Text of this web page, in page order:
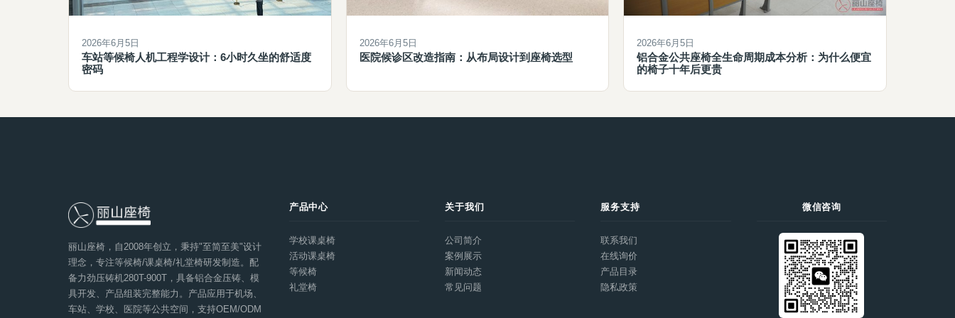
2026年6月5日
车站等候椅人机工程学设计：6小时久坐的舒适度
密码
2026年6月5日
医院候诊区改造指南：从布局设计到座椅选型
2026年6月5日
铝合金公共座椅全生命周期成本分析：为什么便宜
的椅子十年后更贵
丽山座椅，自2008年创立，秉持"至简至美"设计
理念，专注等候椅/课桌椅/礼堂椅研发制造。配
备力劲压铸机280T-900T，具备铝合金压铸、模
具开发、产品组装完整能力。产品应用于机场、
车站、学校、医院等公共空间，支持OEM/ODM
产品中心
学校课桌椅
活动课桌椅
等候椅
礼堂椅
关于我们
公司简介
案例展示
新闻动态
常见问题
服务支持
联系我们
在线询价
产品目录
隐私政策
微信咨询